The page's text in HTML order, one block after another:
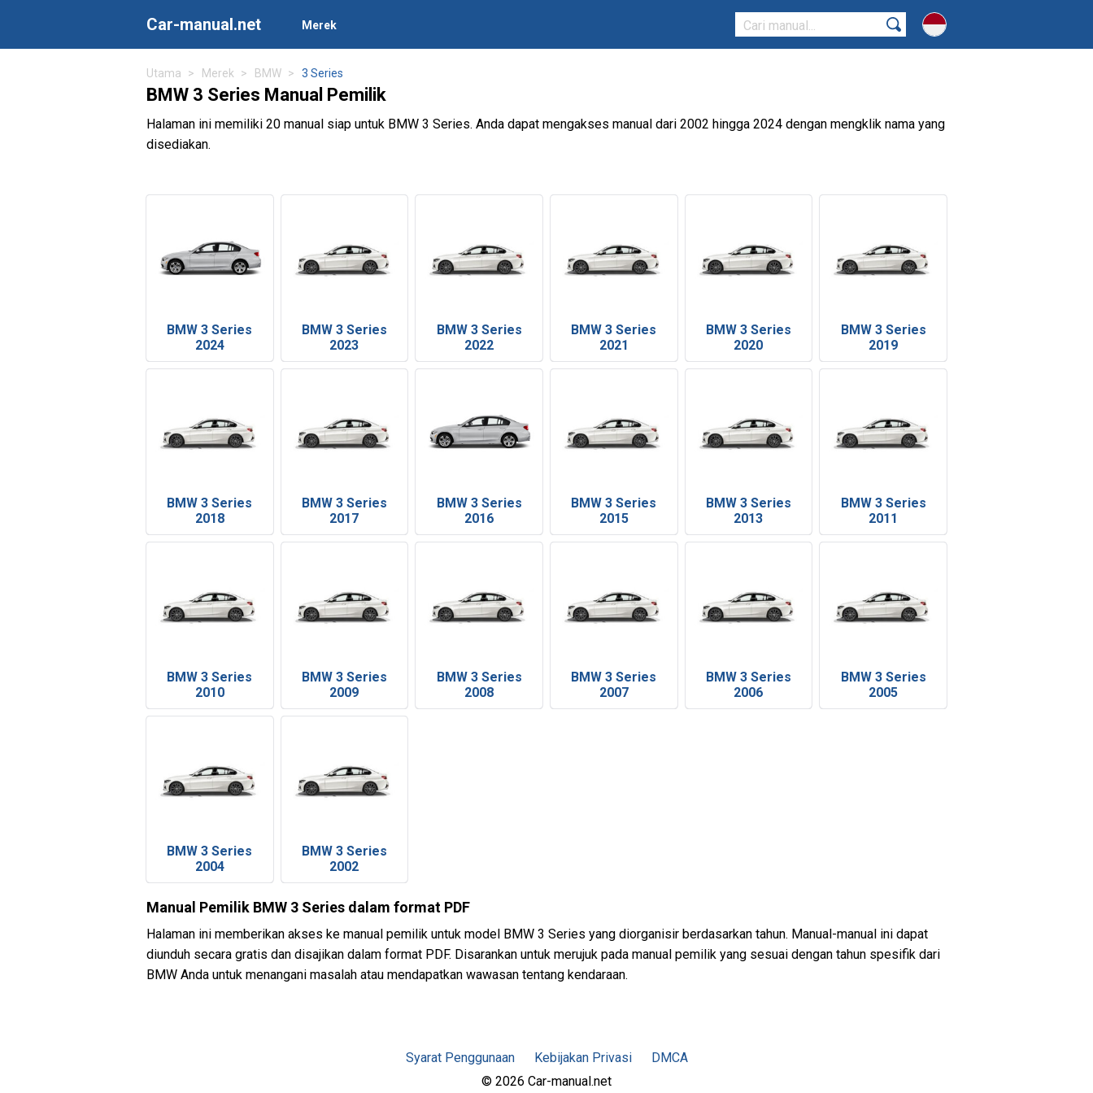
Car-manual.net Merek
Utama Merek BMW 3 Series
BMW 3 Series Manual Pemilik
Halaman ini memiliki 20 manual siap untuk BMW 3 Series. Anda dapat mengakses manual dari 2002 hingga 2024 dengan mengklik nama yang
disediakan.
BMW 3 Series
2024
BMW 3 Series
2023
BMW 3 Series
2022
BMW 3 Series
2021
BMW 3 Series
2020
BMW 3 Series
2019
BMW 3 Series
2018
BMW 3 Series
2017
BMW 3 Series
2016
BMW 3 Series
2015
BMW 3 Series
2013
BMW 3 Series
2011
BMW 3 Series
2010
BMW 3 Series
2009
BMW 3 Series
2008
BMW 3 Series
2007
BMW 3 Series
2006
BMW 3 Series
2005
BMW 3 Series
2004
BMW 3 Series
2002
Manual Pemilik BMW 3 Series dalam format PDF
Halaman ini memberikan akses ke manual pemilik untuk model BMW 3 Series yang diorganisir berdasarkan tahun. Manual-manual ini dapat
diunduh secara gratis dan disajikan dalam format PDF. Disarankan untuk merujuk pada manual pemilik yang sesuai dengan tahun spesifik dari
BMW Anda untuk menangani masalah atau mendapatkan wawasan tentang kendaraan.
Syarat Penggunaan Kebijakan Privasi
DMCA
© 2026 Car-manual.net